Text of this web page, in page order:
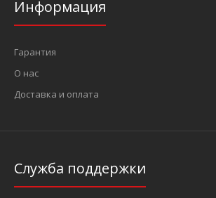
Информация
Гарантия
О нас
Доставка и оплата
Служба поддержки